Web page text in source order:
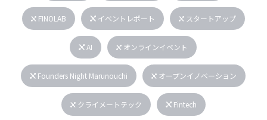
FINOLAB イベントレポート スタートアップ
AI オンラインイベント
Founders Night Marunouchi オープンイノベーション
クライメートテック Fintech